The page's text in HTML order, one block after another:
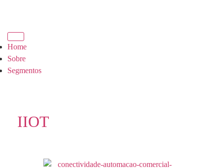
Home
Sobre
Segmentos
IIOT